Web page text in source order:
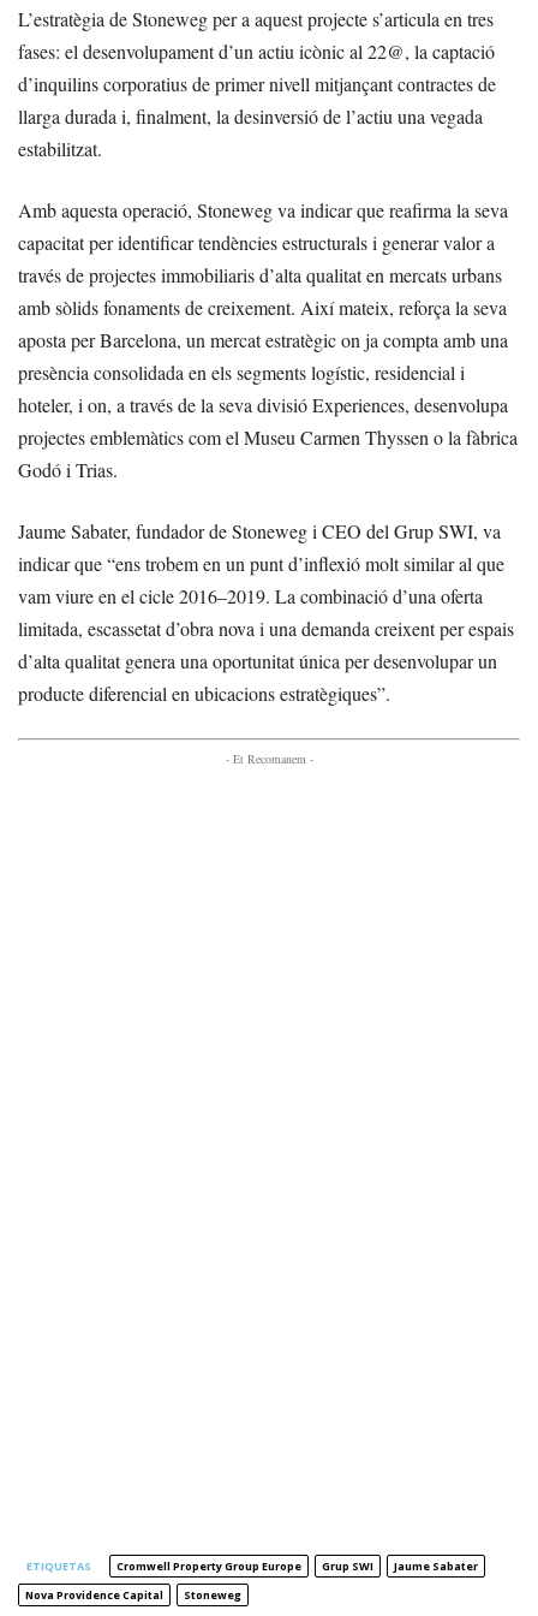
L’estratègia de Stoneweg per a aquest projecte s’articula en tres
fases: el desenvolupament d’un actiu icònic al 22@, la captació
d’inquilins corporatius de primer nivell mitjançant contractes de
llarga durada i, finalment, la desinversió de l’actiu una vegada
estabilitzat.
Amb aquesta operació, Stoneweg va indicar que reafirma la seva
capacitat per identificar tendències estructurals i generar valor a
través de projectes immobiliaris d’alta qualitat en mercats urbans
amb sòlids fonaments de creixement. Així mateix, reforça la seva
aposta per Barcelona, un mercat estratègic on ja compta amb una
presència consolidada en els segments logístic, residencial i
hoteler, i on, a través de la seva divisió Experiences, desenvolupa
projectes emblemàtics com el Museu Carmen Thyssen o la fàbrica
Godó i Trias.
Jaume Sabater, fundador de Stoneweg i CEO del Grup SWI, va
indicar que “ens trobem en un punt d’inflexió molt similar al que
vam viure en el cicle 2016–2019. La combinació d’una oferta
limitada, escassetat d’obra nova i una demanda creixent per espais
d’alta qualitat genera una oportunitat única per desenvolupar un
producte diferencial en ubicacions estratègiques”.
- Et Recomanem -
ETIQUETAS Cromwell Property Group Europe Grup SWI
Jaume Sabater
Nova Providence Capital
Stoneweg